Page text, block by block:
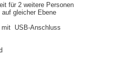
für 2 weitere Personen
gleicher Ebene
mit USB-Anschluss